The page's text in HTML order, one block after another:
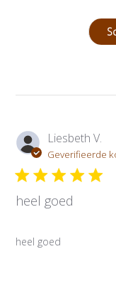
Liesbeth V.
Geverifieerde
heel goed
heel goed